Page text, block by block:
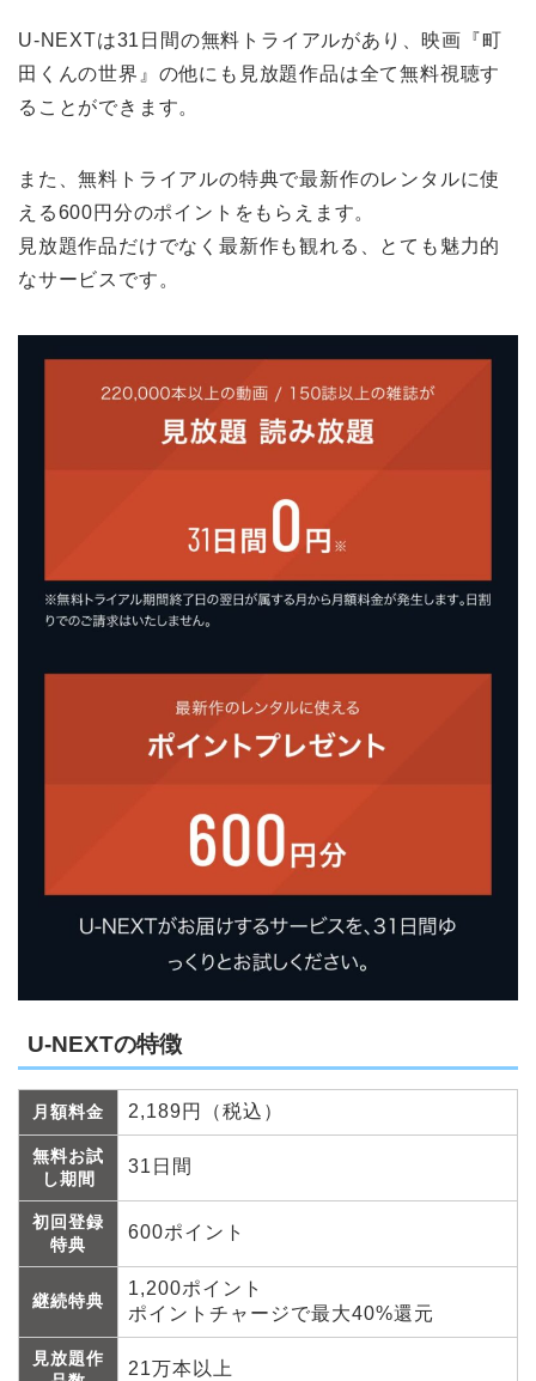
U-NEXTは31日間の無料トライアルがあり、映画『町
田くんの世界』の他にも見放題作品は全て無料視聴す
ることができます。
また、無料トライアルの特典で最新作のレンタルに使
える600円分のポイントをもらえます。
見放題作品だけでなく最新作も観れる、とても魅力的
なサービスです。
U-NEXTの特徴
月額料金 2,189円（税込）
無料お試
し期間
31日間
初回登録
特典
600ポイント
継続特典
1,200ポイント
ポイントチャージで最大40%還元
見放題作
21万本以上